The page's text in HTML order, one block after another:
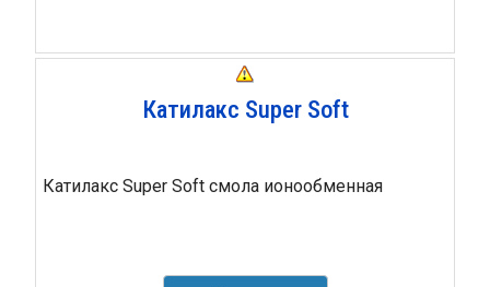
Катилакс Super Soft
Катилакс Super Soft смола ионообменная